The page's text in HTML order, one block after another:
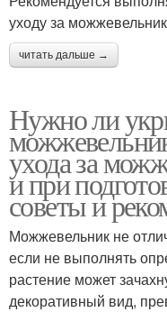
уходу за
читать дальше →
Нужно ли
ухода за
и при
советы и
Можжевельник не
если не выполнять
растение может
декоративный вид,